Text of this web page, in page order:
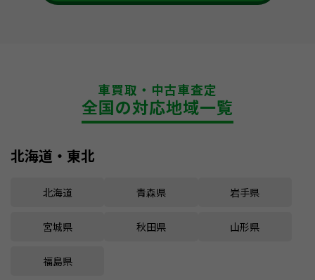
車買取・中古車査定
全国の対応地域一覧
北海道・東北
北海道 青森県 岩手県
宮城県 秋田県 山形県
福島県